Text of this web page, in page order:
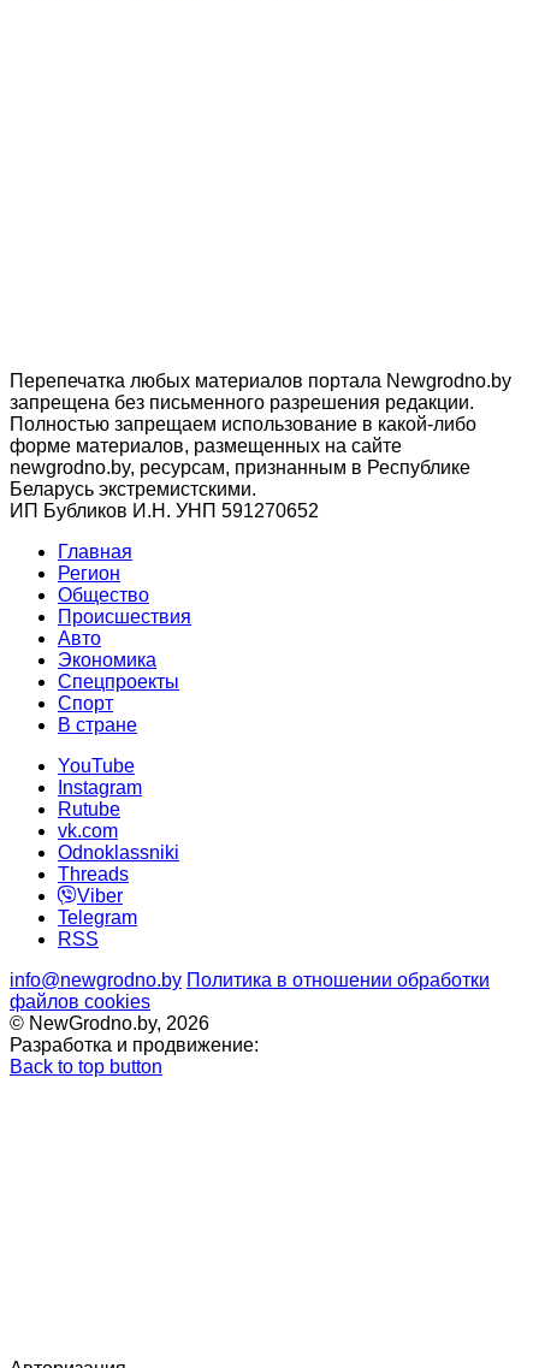
Перепечатка любых материалов портала Newgrodno.by
запрещена без письменного разрешения редакции.
Полностью запрещаем использование в какой-либо
форме материалов, размещенных на сайте
newgrodno.by, ресурсам, признанным в Республике
Беларусь экстремистскими.
ИП Бубликов И.Н. УНП 591270652
Главная
Регион
Общество
Происшествия
Авто
Экономика
Спецпроекты
Cпорт
В стране
YouTube
Instagram
Rutube
vk.com
Odnoklassniki
Threads
Viber
Telegram
RSS
info@newgrodno.by Политика в отношении обработки
файлов cookies
© NewGrodno.by, 2026
Разработка и продвижение:
Back to top button